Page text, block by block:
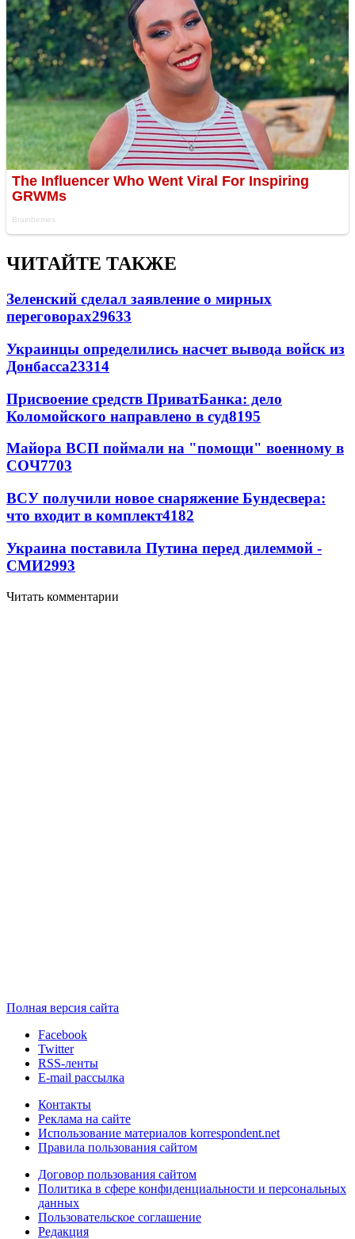
ЧИТАЙТЕ ТАКЖЕ
Зеленский сделал заявление о мирных
переговорах29633
Украинцы определились насчет вывода войск из
Донбасса23314
Присвоение средств ПриватБанка: дело
Коломойского направлено в суд8195
Майора ВСП поймали на "помощи" военному в
СОЧ7703
ВСУ получили новое снаряжение Бундесвера:
что входит в комплект4182
Украина поставила Путина перед дилеммой -
СМИ2993
Читать комментарии
Полная версия сайта
Facebook
Twitter
RSS-ленты
E-mail рассылка
Контакты
Реклама на сайте
Использование материалов korrespondent.net
Правила пользования сайтом
Договор пользования сайтом
Политика в сфере конфиденциальности и персональных
данных
Пользовательское соглашение
Редакция